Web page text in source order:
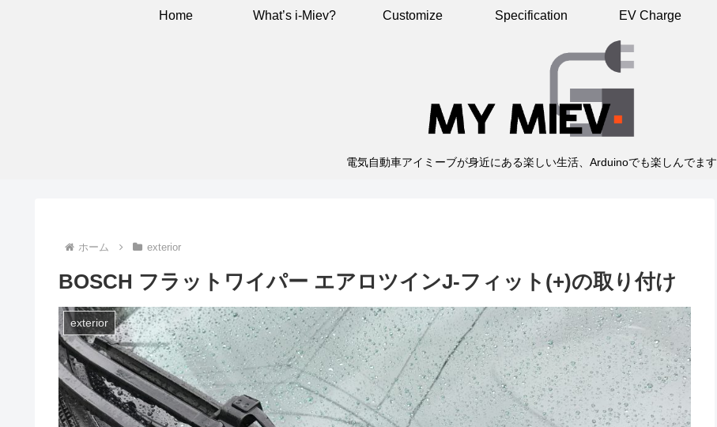
電気自動車アイミーブが身近にある楽しい生活、Arduinoでも楽しんでます
Home What’s i-Miev? Customize Specification EV Charge
ホーム exterior
BOSCH フラットワイパー エアロツインJ-フィット(+)の取り付け
exterior